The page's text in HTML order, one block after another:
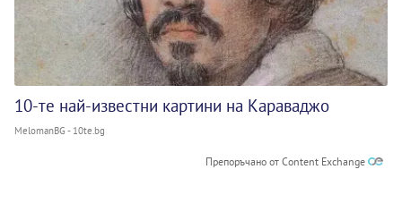
10-те най-известни картини на Караваджо
MelomanBG - 10te.bg
Препоръчано от Content Exchange